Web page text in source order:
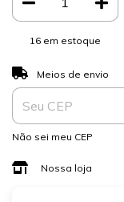
16em estoque
Entregas para o CEP:
Meios de envio
Não sei meu CEP
Nossa loja